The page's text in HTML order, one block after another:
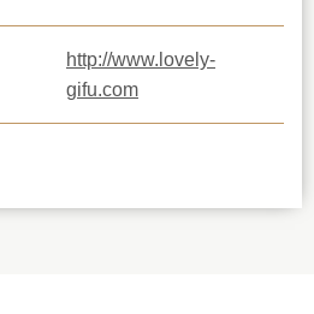
http://www.lovely-
gifu.com